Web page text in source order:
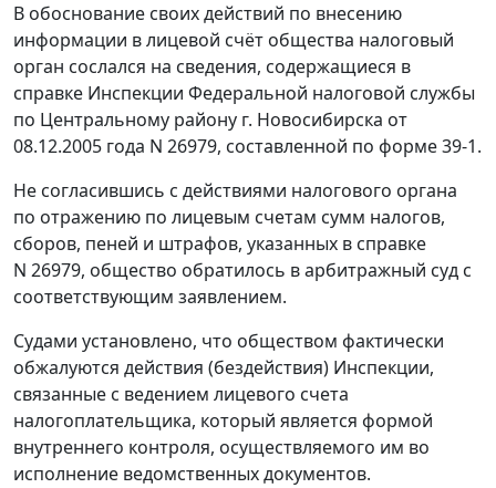
В обоснование своих действий по внесению
информации в лицевой счёт общества налоговый
орган сослался на сведения, содержащиеся в
справке Инспекции Федеральной налоговой службы
по Центральному району г. Новосибирска от
08.12.2005 года N 26979, составленной по форме 39-1.
Не согласившись с действиями налогового органа
по отражению по лицевым счетам сумм налогов,
сборов, пеней и штрафов, указанных в справке
N 26979, общество обратилось в арбитражный суд с
соответствующим заявлением.
Судами установлено, что обществом фактически
обжалуются действия (бездействия) Инспекции,
связанные с ведением лицевого счета
налогоплательщика, который является формой
внутреннего контроля, осуществляемого им во
исполнение ведомственных документов.